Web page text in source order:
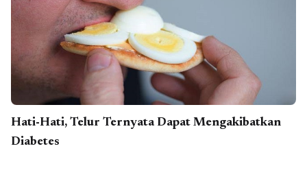
Hati-Hati, Telur Ternyata Dapat Mengakibatkan
Diabetes